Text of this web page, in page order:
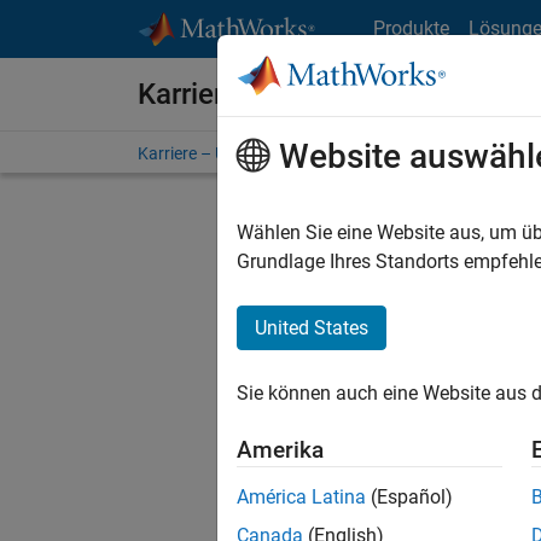
Produkte
Karriere bei MathWorks
Karriere – Übersicht Stellensuche
FILTER:
Stellen
Es
Region
Website
Wählen Sie eine Website aus, um
Grundlage Ihres Standorts
United States
Sie können auch eine Website aus
Amerika
América Latina (Español)
Canada (English)